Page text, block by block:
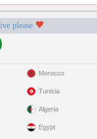
please
Morocco
Tunisia
Algeria
Egypt